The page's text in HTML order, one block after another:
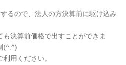
るので、法人の方決算前に駆け込み
決算前価格で出すことができま
(^.^)
用ください。